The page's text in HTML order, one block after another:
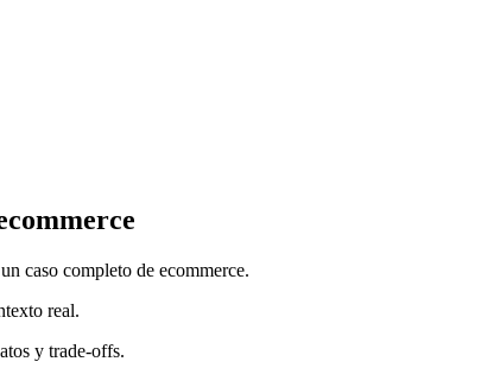
caso completo de ecommerce.
real.
y trade-offs.